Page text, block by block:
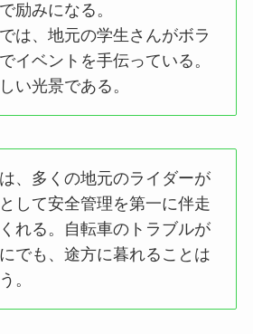
励みになる。
は、地元の学生さんがボラ
イベントを手伝っている。
い光景である。
、多くの地元のライダーが
して安全管理を第一に伴走
れる。自転車のトラブルが
でも、途方に暮れることは
。